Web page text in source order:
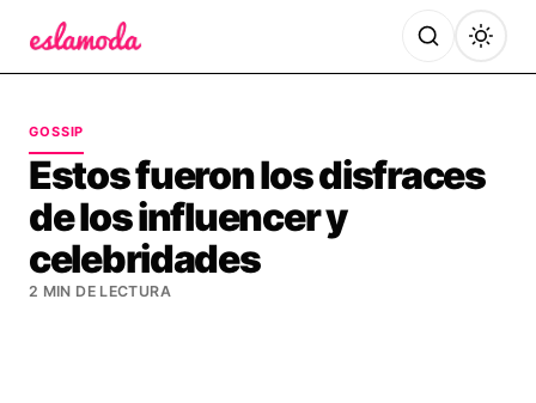
GOSSIP
Estos fueron los disfraces
de los influencer y
celebridades
2 MIN DE LECTURA